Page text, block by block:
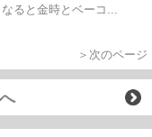
なると金時とベーコ...
＞次のページ